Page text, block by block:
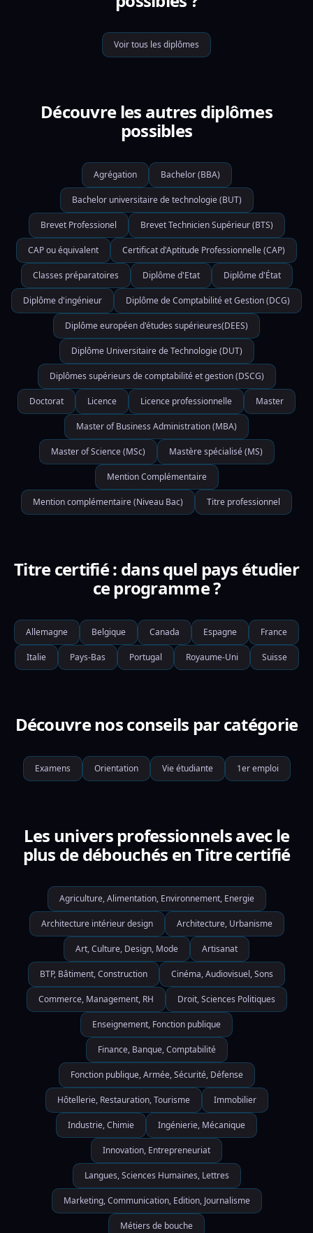
Voir tous les diplômes
Découvre les autres diplômes
possibles
Agrégation Bachelor (BBA)
Bachelor universitaire de technologie (BUT)
Brevet Professionel Brevet Technicien Supérieur (BTS)
CAP ou équivalent Certificat d'Aptitude Professionnelle (CAP)
Classes préparatoires Diplôme d'Etat Diplôme d'État
Diplôme d'ingénieur Diplôme de Comptabilité et Gestion (DCG)
Diplôme européen d'études supérieures(DEES)
Diplôme Universitaire de Technologie (DUT)
Diplômes supérieurs de comptabilité et gestion (DSCG)
Doctorat Licence Licence professionnelle Master
Master of Business Administration (MBA)
Master of Science (MSc) Mastère spécialisé (MS)
Mention Complémentaire
Mention complémentaire (Niveau Bac) Titre professionnel
Titre certifié : dans quel pays étudier
ce programme ?
Allemagne Belgique Canada Espagne France
Italie Pays-Bas Portugal Royaume-Uni Suisse
Découvre nos conseils par catégorie
Examens Orientation Vie étudiante 1er emploi
Les univers professionnels avec le
plus de débouchés en Titre certifié
Agriculture, Alimentation, Environnement, Energie
Architecture intérieur design Architecture, Urbanisme
Art, Culture, Design, Mode Artisanat
BTP, Bâtiment, Construction Cinéma, Audiovisuel, Sons
Commerce, Management, RH Droit, Sciences Politiques
Enseignement, Fonction publique
Finance, Banque, Comptabilité
Fonction publique, Armée, Sécurité, Défense
Hôtellerie, Restauration, Tourisme Immobilier
Industrie, Chimie Ingénierie, Mécanique
Innovation, Entrepreneuriat
Langues, Sciences Humaines, Lettres
Marketing, Communication, Edition, Journalisme
Métiers de bouche